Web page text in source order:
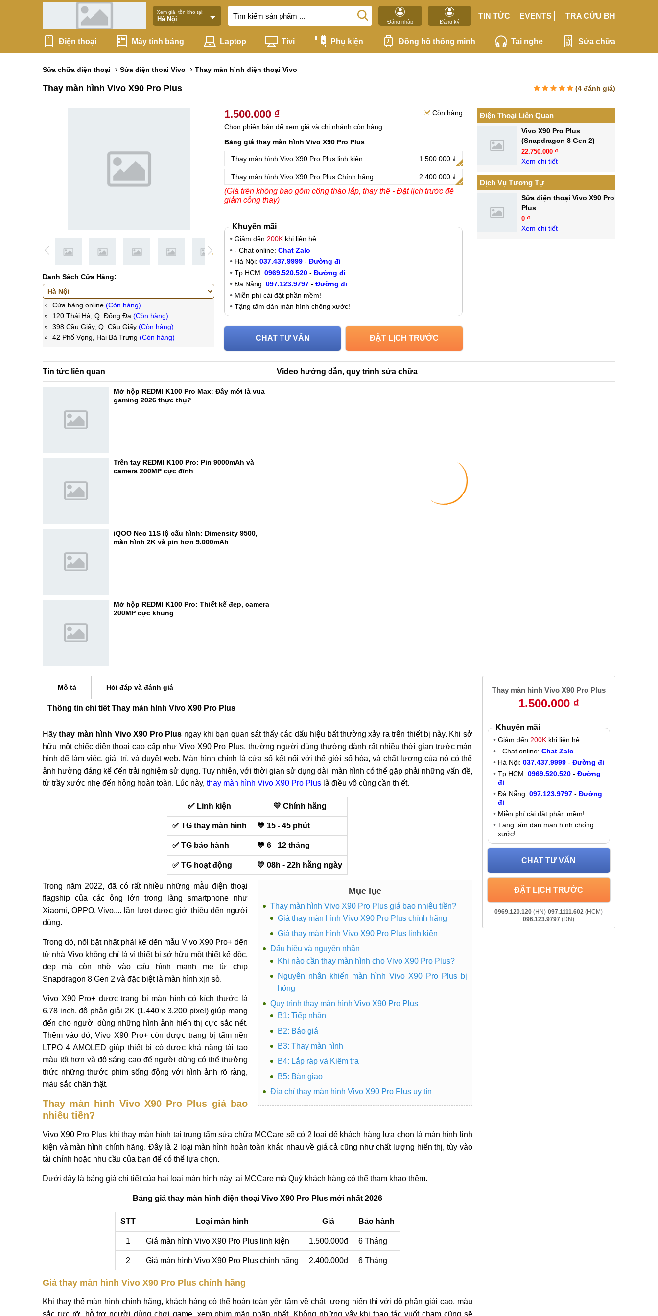
Xem giá, tồn kho tại:
Đăng nhập Đăng ký
TIN TỨC EVENTS TRA CỨU BH
Điện thoại Máy tính bảng Laptop Tivi Phụ kiện Đồng hồ thông minh Tai nghe Sửa chữa
Sửa chữa điện thoại Sửa điện thoại Vivo Thay màn hình điện thoại Vivo
Thay màn hình Vivo X90 Pro Plus (4 đánh giá)
Danh Sách Cửa Hàng:
Cửa hàng online (Còn hàng)
120 Thái Hà, Q. Đống Đa (Còn hàng)
398 Cầu Giấy, Q. Cầu Giấy (Còn hàng)
42 Phố Vọng, Hai Bà Trưng (Còn hàng)
1.500.000 ₫
Còn hàng
Chọn phiên bản để xem giá và chi nhánh còn hàng:
Bảng giá thay màn hình Vivo X90 Pro Plus
Thay màn hình Vivo X90 Pro Plus linh kiện 1.500.000 ₫
Thay màn hình Vivo X90 Pro Plus Chính hãng 2.400.000 ₫
(Giá trên không bao gồm công tháo lắp, thay thế - Đặt lịch trước để
giảm công thay)
Khuyến mãi
Giảm đến 200K khi liên hệ:
- Chat online: Chat Zalo
Hà Nội: 037.437.9999 - Đường đi
Tp.HCM: 0969.520.520 - Đường đi
Đà Nẵng: 097.123.9797 - Đường đi
Miễn phí cài đặt phần mềm!
Tặng tấm dán màn hình chống xước!
CHAT TƯ VẤN ĐẶT LỊCH TRƯỚC
Điện Thoại Liên Quan
Vivo X90 Pro Plus
(Snapdragon 8 Gen 2)
22.750.000 ₫
Xem chi tiết
Dịch Vụ Tương Tự
Sửa điện thoại Vivo X90 Pro
Plus
0 ₫
Xem chi tiết
Tin tức liên quan
Mở hộp REDMI K100 Pro Max: Đây mới là vua
gaming 2026 thực thụ?
Trên tay REDMI K100 Pro: Pin 9000mAh và
camera 200MP cực đỉnh
iQOO Neo 11S lộ cấu hình: Dimensity 9500,
màn hình 2K và pin hơn 9.000mAh
Mở hộp REDMI K100 Pro: Thiết kế đẹp, camera
200MP cực khủng
Video hướng dẫn, quy trình sửa chữa
Mô tả Hỏi đáp và đánh giá
Thông tin chi tiết Thay màn hình Vivo X90 Pro Plus
Hãythay màn hình Vivo X90 Pro Plus ngay khi bạn quan sát thấy các dấu hiệu bất thường xảy ra trên thiết bị này. Khi sở
hữu một chiếc điện thoại cao cấp như Vivo X90 Pro Plus, thường người dùng thường dành rất nhiều thời gian trước màn
hình để làm việc, giải trí, và duyệt web. Màn hình chính là cửa sổ kết nối với thế giới số hóa, và chất lượng của nó có thể
ảnh hưởng đáng kể đến trải nghiệm sử dụng. Tuy nhiên, với thời gian sử dụng dài, màn hình có thể gặp phải những vấn đề,
từ trầy xước nhẹ đến hỏng hoàn toàn. Lúc này, thay màn hình Vivo X90 Pro Plus là điều vô cùng cần thiết.
✅ Linh kiện 💛 Chính hãng
✅ TG thay màn hình 💛 15 - 45 phút
✅ TG bảo hành 💛 6 - 12 tháng
✅ TG hoạt động 💛 08h - 22h hằng ngày
Mục lục
Thay màn hình Vivo X90 Pro Plus giá bao nhiêu tiền?
Giá thay màn hình Vivo X90 Pro Plus chính hãng
Giá thay màn hình Vivo X90 Pro Plus linh kiện
Dấu hiệu và nguyên nhân
Khi nào cần thay màn hình cho Vivo X90 Pro Plus?
Nguyên nhân khiến màn hình Vivo X90 Pro Plus bị
hỏng
Quy trình thay màn hình Vivo X90 Pro Plus
B1: Tiếp nhận
B2: Báo giá
B3: Thay màn hình
B4: Lắp ráp và Kiểm tra
B5: Bàn giao
Địa chỉ thay màn hình Vivo X90 Pro Plus uy tín
Trong năm 2022, đã có rất nhiều những mẫu điện thoại
flagship của các ông lớn trong làng smartphone như
Xiaomi, OPPO, Vivo,... lần lượt được giới thiệu đến người
dùng.
Trong đó, nổi bật nhất phải kể đến mẫu Vivo X90 Pro+ đến
từ nhà Vivo không chỉ là vì thiết bị sở hữu một thiết kế độc,
đẹp mà còn nhờ vào cấu hình mạnh mẽ từ chip
Snapdragon 8 Gen 2 và đặc biệt là màn hình xịn sò.
Vivo X90 Pro+ được trang bị màn hình có kích thước là
6.78 inch, độ phân giải 2K (1.440 x 3.200 pixel) giúp mang
đến cho người dùng những hình ảnh hiển thị cực sắc nét.
Thêm vào đó, Vivo X90 Pro+ còn được trang bị tấm nền
LTPO 4 AMOLED giúp thiết bị có được khả năng tái tạo
màu tốt hơn và độ sáng cao để người dùng có thể thưởng
thức những thước phim sống động với hình ảnh rõ ràng,
màu sắc chân thật.
Thay màn hình Vivo X90 Pro Plus giá bao
nhiêu tiền?
Vivo X90 Pro Plus khi thay màn hình tại trung tấm sửa chữa MCCare sẽ có 2 loại để khách hàng lựa chọn là màn hình linh
kiện và màn hình chính hãng. Đây là 2 loại màn hình hoàn toàn khác nhau về giá cả cũng như chất lượng hiển thị, tùy vào
tài chính hoặc nhu cầu của bạn để có thể lựa chọn.
Dưới đây là bảng giá chi tiết của hai loại màn hình này tại MCCare mà Quý khách hàng có thể tham khảo thêm.
Bảng giá thay màn hình điện thoại Vivo X90 Pro Plus mới nhất 2026
STT Loại màn hình Giá Bảo hành
1 Giá màn hình Vivo X90 Pro Plus linh kiện 1.500.000đ 6 Tháng
2 Giá màn hình Vivo X90 Pro Plus chính hãng 2.400.000đ 6 Tháng
Giá thay màn hình Vivo X90 Pro Plus chính hãng
Khi thay thế màn hình chính hãng, khách hàng có thể hoàn toàn yên tâm về chất lượng hiển thị với độ phân giải cao, màu
sắc rực rỡ, hỗ trợ người dùng chơi game, xem phim mãn nhãn nhất. Không những vậy khi thao tác vuốt chạm cũng sẽ
Thay màn hình Vivo X90 Pro Plus
1.500.000 ₫
Khuyến mãi
Giảm đến 200Kkhi liên hệ:
- Chat online: Chat Zalo
Hà Nội: 037.437.9999- Đường đi
Tp.HCM: 0969.520.520- Đường
đi
Đà Nẵng: 097.123.9797- Đường
đi
Miễn phí cài đặt phần mềm!
Tặng tấm dán màn hình chống
xước!
CHAT TƯ VẤN
ĐẶT LỊCH TRƯỚC
0969.120.120 (HN) 097.1111.602 (HCM)
096.123.9797 (ĐN)